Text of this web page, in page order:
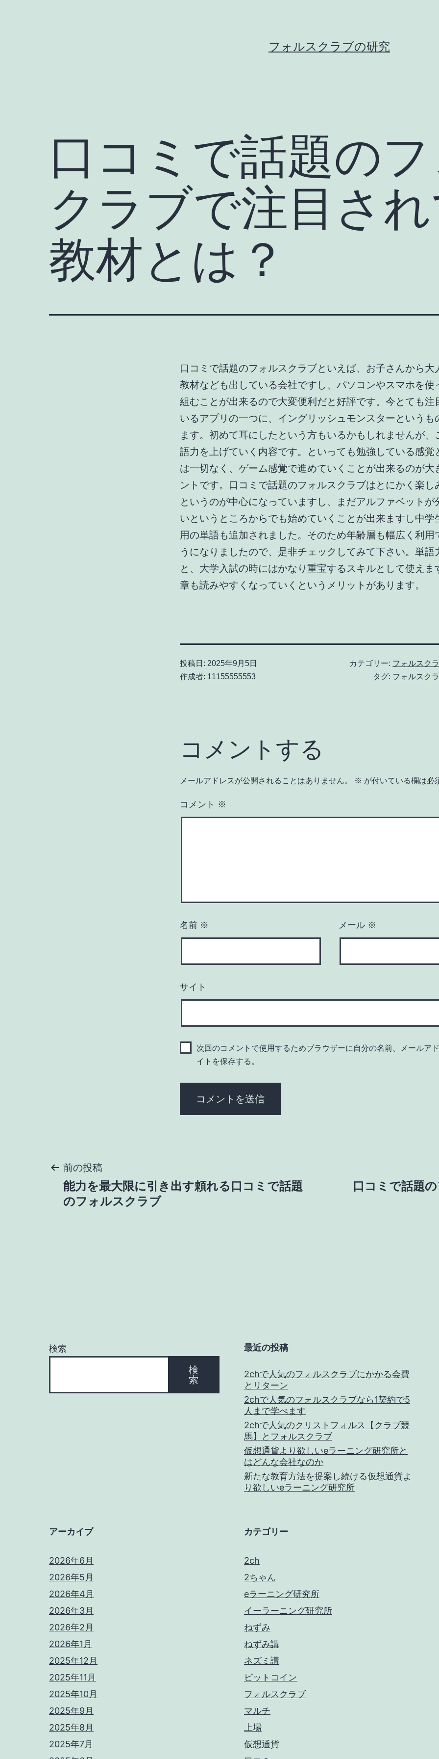
フォルスクラブの研究
口コミで話題の
クラブで注目さ
教材とは？
口コミで話題のフォルスクラブといえば、お子さんから大
教材なども出している会社ですし、パソコンやスマホを使
組むことが出来るので大変便利だと好評です。今とても注
いるアプリの一つに、イングリッシュモンスターというも
ます。初めて耳にしたという方もいるかもしれませんが、
語力を上げていく内容です。といっても勉強している感覚
は一切なく、ゲーム感覚で進めていくことが出来るのが大
ントです。口コミで話題のフォルスクラブはとにかく楽し
というのが中心になっていますし、まだアルファベットが
いというところからでも始めていくことが出来ますし中学
用の単語も追加されました。そのため年齢層も幅広く利用
うになりましたので、是非チェックしてみて下さい。単語
と、大学入試の時にはかなり重宝するスキルとして使えま
章も読みやすくなっていくというメリットがあります。
投稿日: 2025年9月5日
作成者: 11155555553
カテゴリー: フォルスク
タグ: フォルスク
コメントする
メールアドレスが公開されることはありません。 ※ が付いている欄は必
コメント ※
名前 ※ メール ※
サイト
次回のコメントで使用するためブラウザーに自分の名前、メールア
イトを保存する。
投
稿
シ
ョ
前の投稿
能力を最大限に引き出す頼れる口コミで話題
のフォルスクラブ
口コミで話題
検索
検
索
最近の投稿
2chで人気のフォルスクラブにかかる会費
とリターン
2chで人気のフォルスクラブなら1契約で5
人まで学べます
2chで人気のクリストフォルス【クラブ競
馬】とフォルスクラブ
仮想通貨より欲しいeラーニング研究所と
はどんな会社なのか
新たな教育方法を提案し続ける仮想通貨よ
り欲しいeラーニング研究所
アーカイブ
2026年6月
2026年5月
2026年4月
2026年3月
2026年2月
2026年1月
2025年12月
2025年11月
2025年10月
2025年9月
2025年8月
2025年7月
カテゴリー
2ch
2ちゃん
eラーニング研究所
イーラーニング研究所
ねずみ
ねずみ講
ネズミ講
ビットコイン
フォルスクラブ
マルチ
上場
仮想通貨